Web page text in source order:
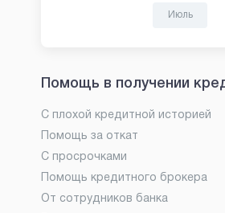
Июль
Помощь в получении
С плохой кредитной историей
Помощь за откат
С просрочками
Помощь кредитного брокера
От сотрудников банка